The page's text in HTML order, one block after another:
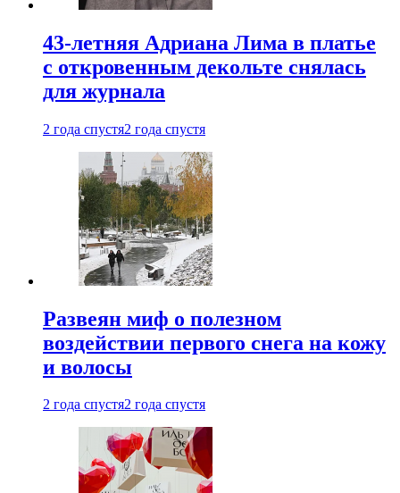
43-летняя Адриана Лима в платье
с откровенным декольте снялась
для журнала
2 года спустя2 года спустя
Развеян миф о полезном
воздействии первого снега на кожу
и волосы
2 года спустя2 года спустя